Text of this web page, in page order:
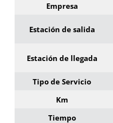
Empresa
Estación de salida
Estación de llegada
Tipo de Servicio
Km
Tiempo